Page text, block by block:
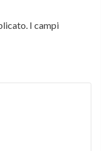
I campi